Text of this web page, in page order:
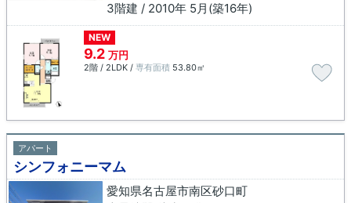
3階建 / 2010年 5月(築16年)
NEW
9.2 万円
2階 / 2LDK / 専有面積 53.80㎡
アパート
シンフォニーマム
愛知県名古屋市南区砂口町